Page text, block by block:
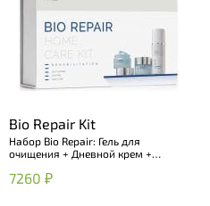
Bio Repair Kit
Набор Bio Repair: Гель для
очищения + Дневной крем +
7260 ₽